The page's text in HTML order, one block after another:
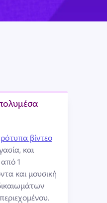
βίντεο
και
1
και μουσική